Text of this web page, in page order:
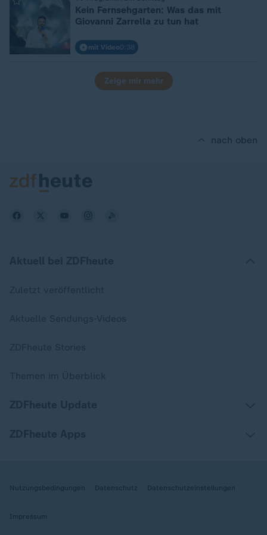
Kein Fernsehgarten: Was das mit
Giovanni Zarrella zu tun hat
mit Video0:38
Zeige mir mehr
nach oben
Nutzungsbedingungen Datenschutz Datenschutzeinstellungen
Impressum